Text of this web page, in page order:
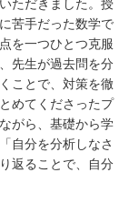
ただきました。授
苦手だった数学で
を一つひとつ克服
先生が過去問を分
ことで、対策を徹
めてくださったプ
がら、基礎から学
自分を分析しなさ
返ることで、自分